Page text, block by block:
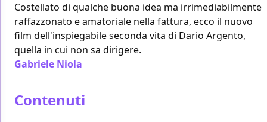
Costellato di qualche buona idea ma irrimediabilmente
raffazzonato e amatoriale nella fattura, ecco il nuovo
film dell'inspiegabile seconda vita di Dario Argento,
quella in cui non sa dirigere.
Gabriele Niola
Contenuti